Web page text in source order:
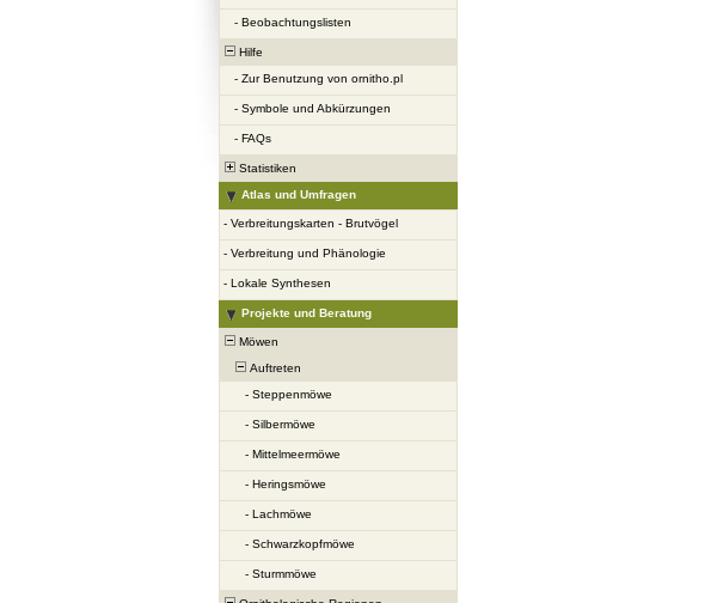
- Beobachtungslisten
Hilfe
- Zur Benutzung von ornitho.pl
- Symbole und Abkürzungen
- FAQs
Statistiken
Atlas und Umfragen
- Verbreitungskarten - Brutvögel
- Verbreitung und Phänologie
- Lokale Synthesen
Projekte und Beratung
Möwen
Auftreten
- Steppenmöwe
- Silbermöwe
- Mittelmeermöwe
- Heringsmöwe
- Lachmöwe
- Schwarzkopfmöwe
- Sturmmöwe